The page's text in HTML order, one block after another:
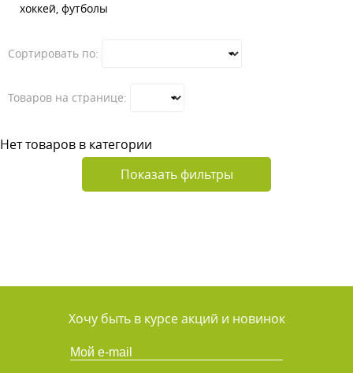
хоккей, футболы
Сортировать по:
Товаров на странице:
Нет товаров в категории
Показать фильтры
Хочу быть в курсе акций и новинок